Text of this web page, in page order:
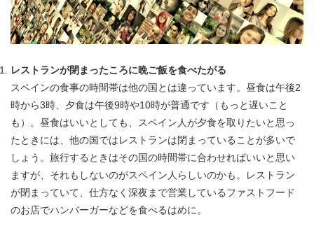
レストランが閉まったころに晩ご飯を食べたがる
スペインの食事の時間帯は他の国とは違っています。昼食は午後2
時から3時、夕食は午後9時や10時が普通です（もっと遅いこと
も）。昼食はいいとしても、スペイン人が夕食を取りたいと思っ
たときには、他の国ではレストランは閉まっていることが多いで
しょう。旅行するときはその国の時間帯に合わせればいいと思い
ますが、それもしないのがスペイン人らしいのかも。レストラン
が閉まっていて、仕方なく深夜まで営業しているファストフード
のお店でハンバーガーなどを食べるはめに。